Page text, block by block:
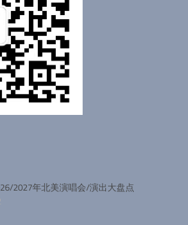
2027年北美演唱会/演出大盘点